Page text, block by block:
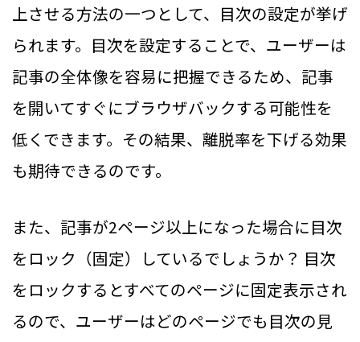
上させる方法の一つとして、目次の設定が挙げ
られます。目次を設定することで、ユーザーは
記事の全体像を容易に把握できるため、記事
を開いてすぐにブラウザバックする可能性を
低くできます。その結果、離脱率を下げる効果
も期待できるのです。
また、記事が2ページ以上になった場合に目次
をロック（固定）しているでしょうか？ 目次
をロックするとすべてのページに固定表示され
るので、ユーザーはどのページでも目次の見